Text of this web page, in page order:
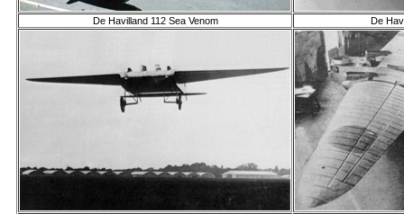
De Havilland 112 Sea Venom De